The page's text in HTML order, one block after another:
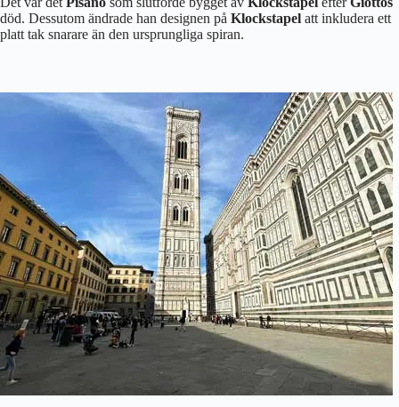
död. Dessutom ändrade han designen på Klockstapel att inkludera ett
platt tak snarare än den ursprungliga spiran.